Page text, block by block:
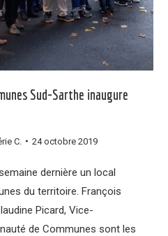
Sud-Sarthe inaugure
C. 24 octobre 2019
dernière un local
du territoire. François
Picard, Vice-
de Communes sont les